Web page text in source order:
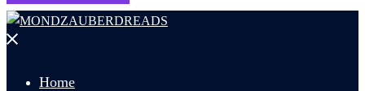
Menü
Home